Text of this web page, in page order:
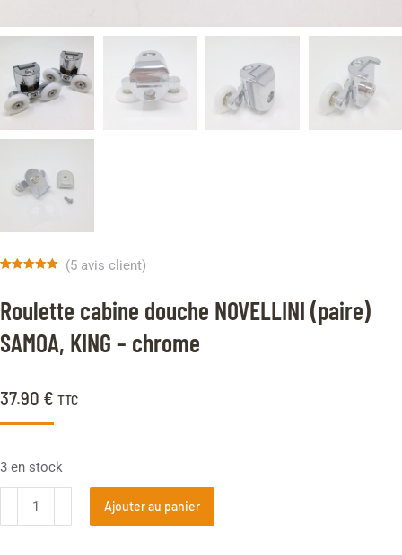
Roulette cabine douche NOVELLINI (paire)
SAMOA, KING – chrome
37.90 € TTC
sur
notations
(5avis client)
3 en stock
Ajouter au panier